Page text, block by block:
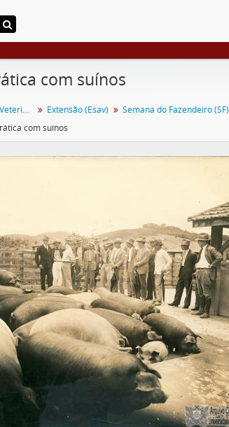
com suínos
Escola Superior de Agricultura e Veterinária (ESAV) Extensão (Esav) Semana do Fazendeiro (SF)
com suínos